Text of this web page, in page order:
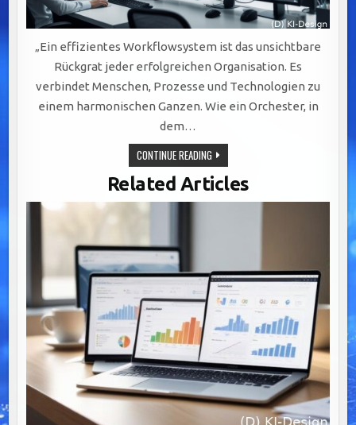
„Ein effizientes Workflowsystem ist das unsichtbare
Rückgrat jeder erfolgreichen Organisation. Es
verbindet Menschen, Prozesse und Technologien zu
einem harmonischen Ganzen. Wie ein Orchester, in
dem…
CONTINUE READINGEFFIZIENTE
WORKFLOWSYSTEME:
DER
SCHLÜSSEL
ZU
ERFOLGREICHER
Related Articles